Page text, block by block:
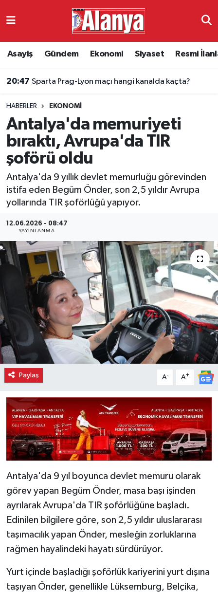
Asayiş Gündem Ekonomi Siyaset Resmi
20:47 Sparta Prag-Lyon maçı hangi kanalda kaçta?
HABERLER EKONOMI
Antalya'da memuriyeti
bıraktı, Avrupa'da TIR
şoförü oldu
Antalya'da 9 yıllık devlet memurluğu görevinden
istifa eden Begüm Önder, son 2,5 yıldır Avrupa
yollarında TIR şoförlüğü yapıyor.
12.06.2026 - 08:47
YAYINLANMA
Paylaş A- A+
Antalya'da 9 yıl boyunca devlet memuru olarak
görev yapan Begüm Önder, masa başı işinden
ayrılarak Avrupa'da TIR şoförlüğüne başladı.
Edinilen bilgilere göre, son 2,5 yıldır uluslararası
taşımacılık yapan Önder, mesleğin zorluklarına
rağmen hayalindeki hayatı sürdürüyor.
Yurt içinde başladığı şoförlük kariyerini yurt dışına
taşıyan Önder, genellikle Lüksemburg, Belçika,
Ekonomi
Resmi İlanlar
Alanyaspor
Turizm
Antalya Namaz Vakitleri
Süper Lig Puan Durumu ve Fikstür
Tüm Manşetler
Son Dakika Haberleri